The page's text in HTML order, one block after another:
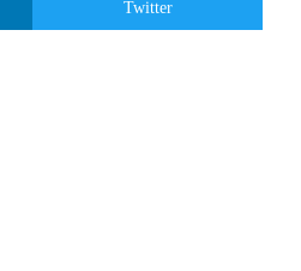
Twitter